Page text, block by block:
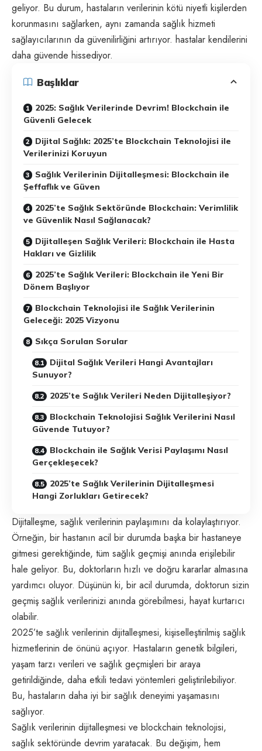
geliyor. Bu durum, hastaların verilerinin kötü niyetli kişilerden
korunmasını sağlarken, aynı zamanda sağlık hizmeti
sağlayıcılarının da güvenilirliğini artırıyor. hastalar kendilerini
daha güvende hissediyor.
Başlıklar
2025: Sağlık Verilerinde Devrim! Blockchain ile
Güvenli Gelecek
Dijital Sağlık: 2025’te Blockchain Teknolojisi ile
Verilerinizi Koruyun
Sağlık Verilerinin Dijitalleşmesi: Blockchain ile
Şeffaflık ve Güven
2025’te Sağlık Sektöründe Blockchain: Verimlilik
ve Güvenlik Nasıl Sağlanacak?
Dijitalleşen Sağlık Verileri: Blockchain ile Hasta
Hakları ve Gizlilik
2025’te Sağlık Verileri: Blockchain ile Yeni Bir
Dönem Başlıyor
Blockchain Teknolojisi ile Sağlık Verilerinin
Geleceği: 2025 Vizyonu
Sıkça Sorulan Sorular
Dijital Sağlık Verileri Hangi Avantajları
Sunuyor?
2025’te Sağlık Verileri Neden Dijitalleşiyor?
Blockchain Teknolojisi Sağlık Verilerini Nasıl
Güvende Tutuyor?
Blockchain ile Sağlık Verisi Paylaşımı Nasıl
Gerçekleşecek?
2025’te Sağlık Verilerinin Dijitalleşmesi
Hangi Zorlukları Getirecek?
Dijitalleşme, sağlık verilerinin paylaşımını da kolaylaştırıyor.
Örneğin, bir hastanın acil bir durumda başka bir hastaneye
gitmesi gerektiğinde, tüm sağlık geçmişi anında erişilebilir
hale geliyor. Bu, doktorların hızlı ve doğru kararlar almasına
yardımcı oluyor. Düşünün ki, bir acil durumda, doktorun sizin
geçmiş sağlık verilerinizi anında görebilmesi, hayat kurtarıcı
olabilir.
2025’te sağlık verilerinin dijitalleşmesi, kişiselleştirilmiş sağlık
hizmetlerinin de önünü açıyor. Hastaların genetik bilgileri,
yaşam tarzı verileri ve sağlık geçmişleri bir araya
getirildiğinde, daha etkili tedavi yöntemleri geliştirilebiliyor.
Bu, hastaların daha iyi bir sağlık deneyimi yaşamasını
sağlıyor.
Sağlık verilerinin dijitalleşmesi ve blockchain teknolojisi,
sağlık sektöründe devrim yaratacak. Bu değişim, hem